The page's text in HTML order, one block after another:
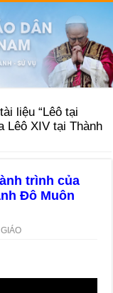
liệu “Lêô tại
Lêô XIV tại Thành
trình của
Đô Muôn